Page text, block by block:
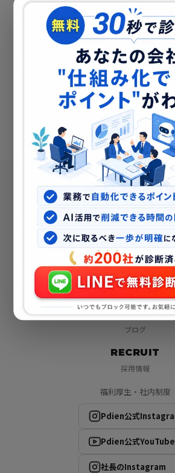
サービスや見積りのご相談を承ってお
合わせください。
お問い合わせ
COMPANY
企業情報
SERVICE
サービス
WORKS
制作実績
BLOG
ブログ
RECRUIT
採用情報
福利厚生・社内制度
Pdien公式
Pdien公式YouTube
社長のInstagram